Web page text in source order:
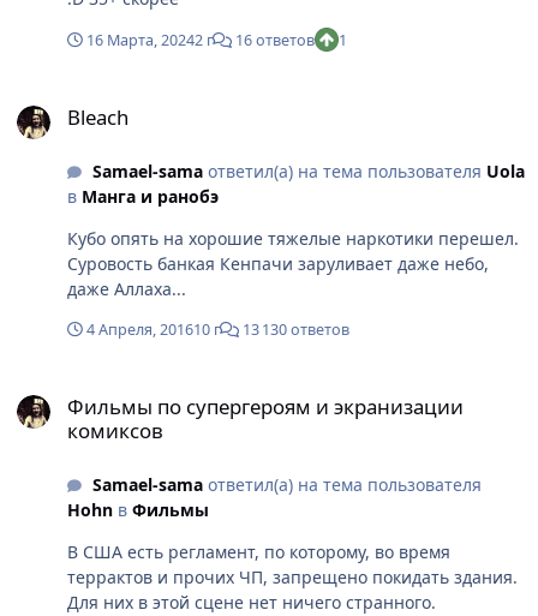
16 Марта, 20242 г 16 ответов 1
Bleach
Samael-samaответил(а) на тема пользователя Uola
в Манга и ранобэ
Кубо опять на хорошие тяжелые наркотики перешел.
Суровость банкая Кенпачи заруливает даже небо,
даже Аллаха...
4 Апреля, 201610 г 13 130 ответов
Фильмы по супергероям и экранизации
комиксов
Samael-samaответил(а) на тема пользователя
Hohn в Фильмы
В США есть регламент, по которому, во время
террактов и прочих ЧП, запрещено покидать здания.
Для них в этой сцене нет ничего странного.